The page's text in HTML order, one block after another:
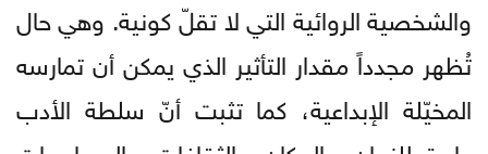
والشخصية الروائية التي لا تقلّ كونية. وهي حال
تُظهر مجدداً مقدار التأثير الذي يمكن أن تمارسه
المخيّلة الإبداعية، كما تثبت أنّ سلطة الأدب